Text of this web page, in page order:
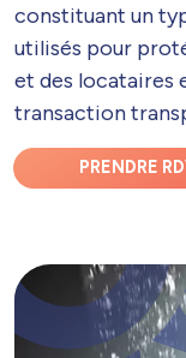
constituant un
utilisés pour
et des locataires
transaction
PRENDRE